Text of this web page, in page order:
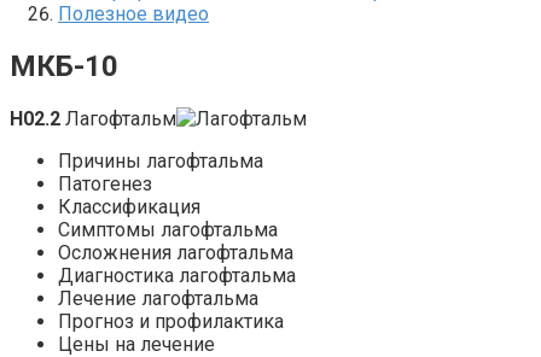
Полезное видео
МКБ-10
H02.2 Лагофтальм
Причины лагофтальма
Патогенез
Классификация
Симптомы лагофтальма
Осложнения лагофтальма
Диагностика лагофтальма
Лечение лагофтальма
Прогноз и профилактика
Цены на лечение